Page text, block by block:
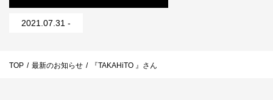
最新のお知らせ
2021.07.31 -
TOP / 最新のお知らせ / 『TAKAHiTO 』さん